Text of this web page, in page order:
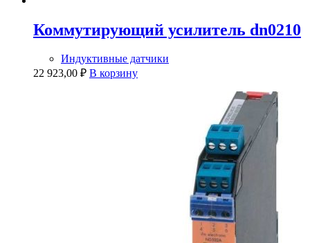
Коммутирующий усилитель dn0210
Индуктивные датчики
22 923,00 ₽ В корзину